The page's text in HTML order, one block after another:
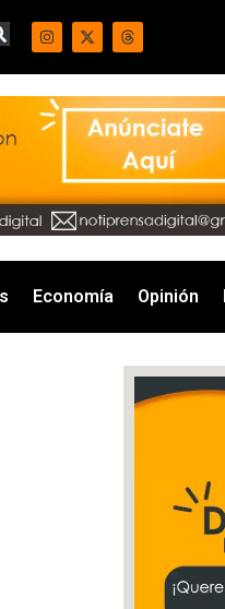
Economía Opinión